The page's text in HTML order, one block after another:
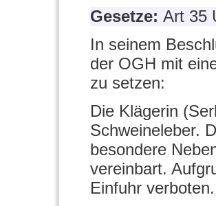
Gesetze: Art 35
In seinem
der OGH mit
zu setzen:
Die Klägerin
Schweineleber.
besondere
vereinbart.
Einfuhr verboten.